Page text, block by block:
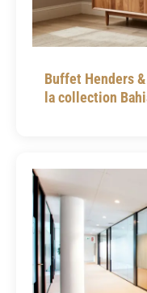
Buffet Henders
la collection